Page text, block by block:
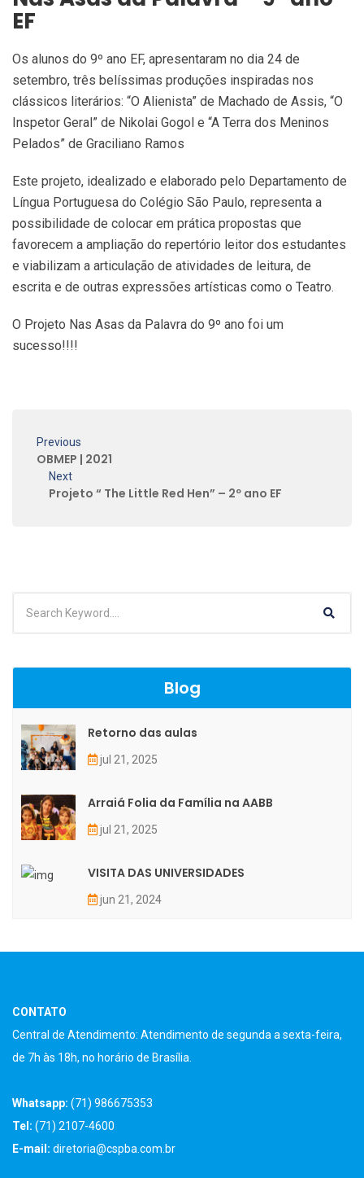
EF
Os alunos do 9º ano EF, apresentaram no dia 24 de
setembro, três belíssimas produções inspiradas nos
clássicos literários: “O Alienista” de Machado de Assis, “O
Inspetor Geral” de Nikolai Gogol e “A Terra dos Meninos
Pelados” de Graciliano Ramos
Este projeto, idealizado e elaborado pelo Departamento de
Língua Portuguesa do Colégio São Paulo, representa a
possibilidade de colocar em prática propostas que
favorecem a ampliação do repertório leitor dos estudantes
e viabilizam a articulação de atividades de leitura, de
escrita e de outras expressões artísticas como o Teatro.
O Projeto Nas Asas da Palavra do 9º ano foi um
sucesso!!!!
Previous
OBMEP | 2021
Next
Projeto “ The Little Red Hen” – 2º ano EF
Blog
Retorno das aulas
jul 21, 2025
Arraiá Folia da Família na AABB
jul 21, 2025
VISITA DAS UNIVERSIDADES
jun 21, 2024
CONTATO
Central de Atendimento: Atendimento de segunda a sexta-feira,
de 7h às 18h, no horário de Brasília.
Whatsapp: (71) 986675353
Tel: (71) 2107-4600
E-mail: diretoria@cspba.com.br